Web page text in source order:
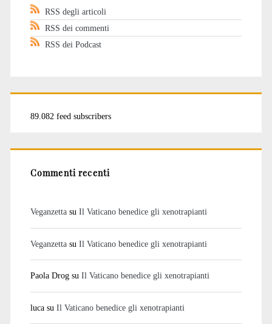
RSS degli articoli
RSS dei commenti
RSS dei Podcast
89.082 feed subscribers
Commenti recenti
Veganzettasu Il Vaticano benedice gli xenotrapianti
Veganzettasu Il Vaticano benedice gli xenotrapianti
Paola Drogsu Il Vaticano benedice gli xenotrapianti
lucasu Il Vaticano benedice gli xenotrapianti